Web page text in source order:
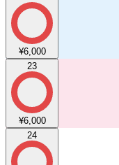
¥6,000
23
¥6,000
24